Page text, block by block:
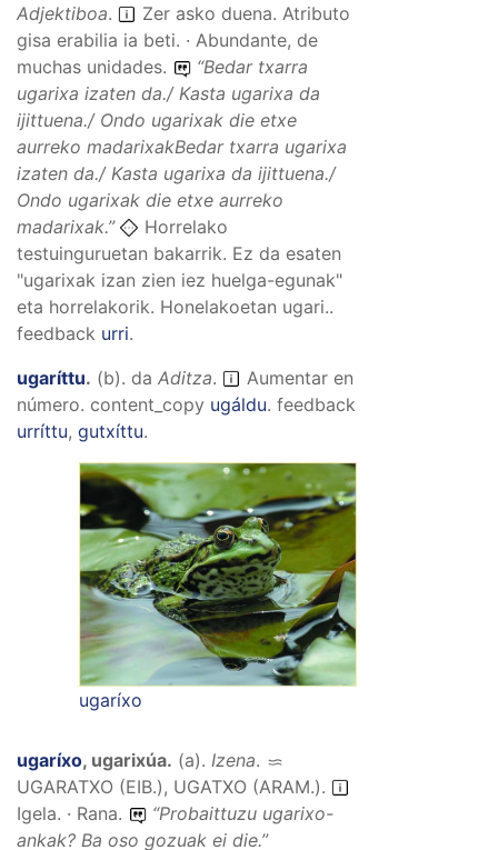
Adjektiboa.
Zer asko duena. Atributo
gisa erabilia ia beti. · Abundante, de
muchas unidades.
“Bedar txarra
ugarixa izaten da./ Kasta ugarixa da
ijittuena./ Ondo ugarixak die etxe
aurreko madarixakBedar txarra ugarixa
izaten da./ Kasta ugarixa da ijittuena./
Ondo ugarixak die etxe aurreko
madarixak.”
Horrelako
testuinguruetan bakarrik. Ez da esaten
"ugarixak izan zien iez huelga-egunak"
eta horrelakorik. Honelakoetan ugari..
feedback urri.
ugaríttu. (b). da Aditza.
Aumentar en
número. content_copy ugáldu. feedback
urríttu, gutxíttu.
ugaríxo
ugaríxo, ugarixúa. (a). Izena.
UGARATXO (EIB.), UGATXO (ARAM.).
Igela. · Rana.
“Probaittuzu ugarixo-
ankak? Ba oso gozuak ei die.”